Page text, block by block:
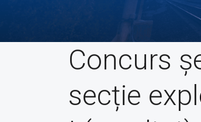
Concurs
secție